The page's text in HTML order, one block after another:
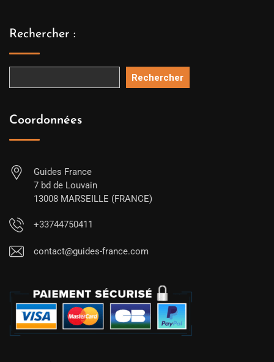
Rechercher :
Rechercher
Coordonnées
Guides France
7 bd de Louvain
13008 MARSEILLE (FRANCE)
+33744750411
contact@guides-france.com